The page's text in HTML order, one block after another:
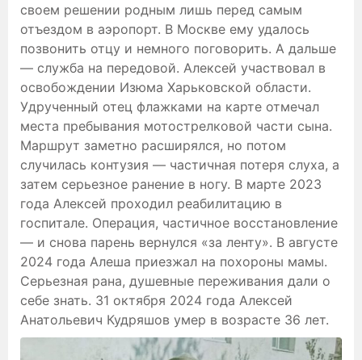
своем решении родным лишь перед самым
отъездом в аэропорт. В Москве ему удалось
позвонить отцу и немного поговорить. А дальше
— служба на передовой. Алексей участвовал в
освобождении Изюма Харьковской области.
Удрученный отец флажками на карте отмечал
места пребывания мотострелковой части сына.
Маршрут заметно расширялся, но потом
случилась контузия — частичная потеря слуха, а
затем серьезное ранение в ногу. В марте 2023
года Алексей проходил реабилитацию в
госпитале. Операция, частичное восстановление
— и снова парень вернулся «за ленту». В августе
2024 года Алеша приезжал на похороны мамы.
Серьезная рана, душевные переживания дали о
себе знать. 31 октября 2024 года Алексей
Анатольевич Кудряшов умер в возрасте 36 лет.